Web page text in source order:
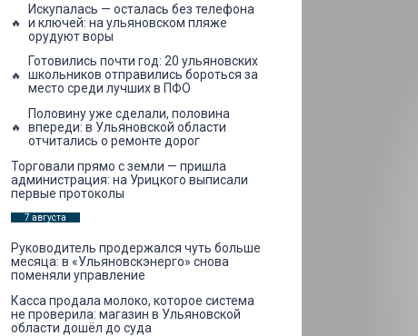
Искупалась — осталась без телефона
и ключей: на ульяновском пляже
орудуют воры
Готовились почти год: 20 ульяновских
школьников отправились бороться за
место среди лучших в ПФО
Половину уже сделали, половина
впереди: в Ульяновской области
отчитались о ремонте дорог
Торговали прямо с земли — пришла
администрация: на Урицкого выписали
первые протоколы
7 августа
Руководитель продержался чуть больше
месяца: в «Ульяновскэнерго» снова
поменяли управление
Касса продала молоко, которое система
не проверила: магазин в Ульяновской
области дошёл до суда